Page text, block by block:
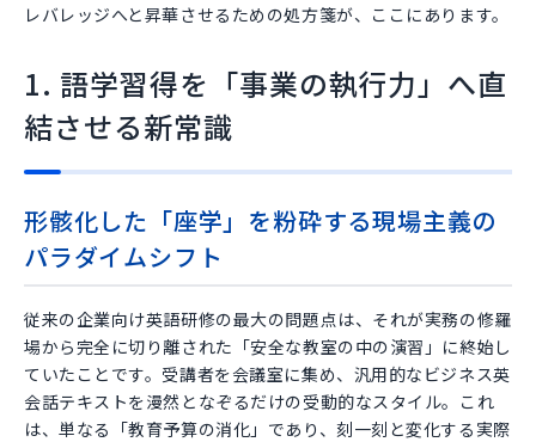
レバレッジへと昇華させるための処方箋が、ここにあります。
1. 語学習得を「事業の執行力」へ直
結させる新常識
形骸化した「座学」を粉砕する現場主義の
パラダイムシフト
従来の企業向け英語研修の最大の問題点は、それが実務の修羅
場から完全に切り離された「安全な教室の中の演習」に終始し
ていたことです。受講者を会議室に集め、汎用的なビジネス英
会話テキストを漫然となぞるだけの受動的なスタイル。これ
は、単なる「教育予算の消化」であり、刻一刻と変化する実際